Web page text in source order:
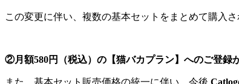
この変更に伴い、複数の基本セットをまとめて購入
②月額580円（税込）の【猫バカプラン】へのご登録
また、基本セット販売価格の統一に伴い、今後